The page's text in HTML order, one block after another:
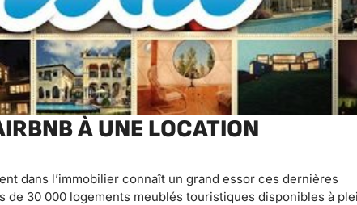
À UNE LOCATION
dans l’immobilier connaît un grand essor ces dernières
de 30 000 logements meublés touristiques disponibles à